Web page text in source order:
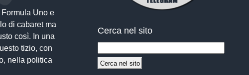
Uno e
di cabaret ma
così. In una
tizio, con
nella politica
Cerca nel sito